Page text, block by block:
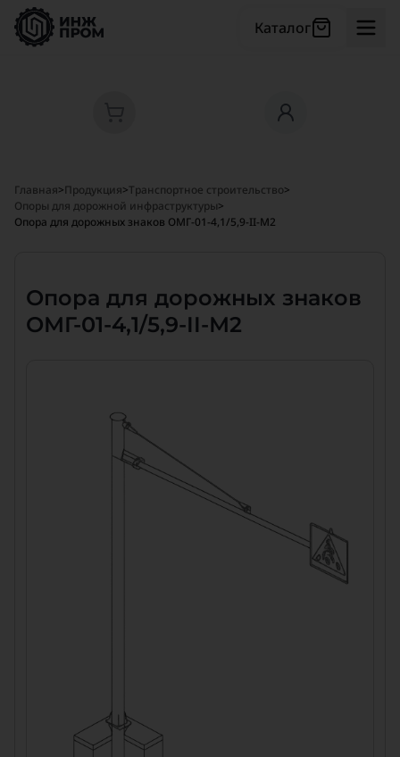
Каталог
Главная>Продукция> Транспортное строительство>
Опоры для дорожной инфраструктуры>
Опора для дорожных знаков ОМГ-01-4,1/5,9-II-М2
Опора для дорожных знаков
ОМГ-01-4,1/5,9-II-М2